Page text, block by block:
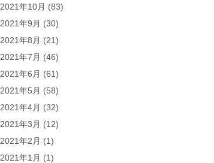
2021年10月 (83)
2021年9月 (30)
2021年8月 (21)
2021年7月 (46)
2021年6月 (61)
2021年5月 (58)
2021年4月 (32)
2021年3月 (12)
2021年2月 (1)
2021年1月 (1)